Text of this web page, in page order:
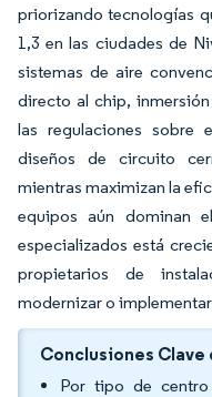
priorizando tecnologías
1,3 en las ciudades de
sistemas de aire
directo al chip,
las regulaciones sobre
diseños de circuito
mientras maximizan la
equipos aún dominan
especializados está
propietarios de
modernizar o
Conclusiones Clave
Por tipo de centro